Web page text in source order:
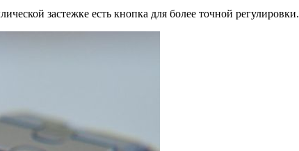
застежке есть кнопка для более точной регулировки.